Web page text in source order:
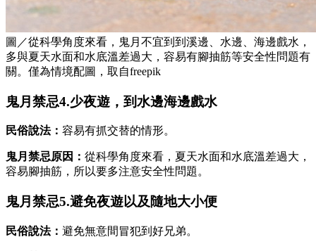
圖／從科學角度來看，鬼月不宜到到溪邊、水邊、海邊戲水，
多與夏天水面和水底溫差過大，容易有腳抽筋等安全性問題有
關。僅為情境配圖，取自freepik
鬼月禁忌4.少夜遊，到水邊海邊戲水
民俗說法： 容易有抓交替的情形。
鬼月禁忌原因： 從科學角度來看，夏天水面和水底溫差過大，
容易腳抽筋，所以要多注意安全性問題。
鬼月禁忌5.避免夜遊以及隨地大小便
民俗說法： 避免無意間冒犯到好兄弟。